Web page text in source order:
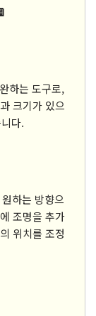
하는 도구로,
크기가 있으
다.
하는 방향으
조명을 추가
위치를 조정